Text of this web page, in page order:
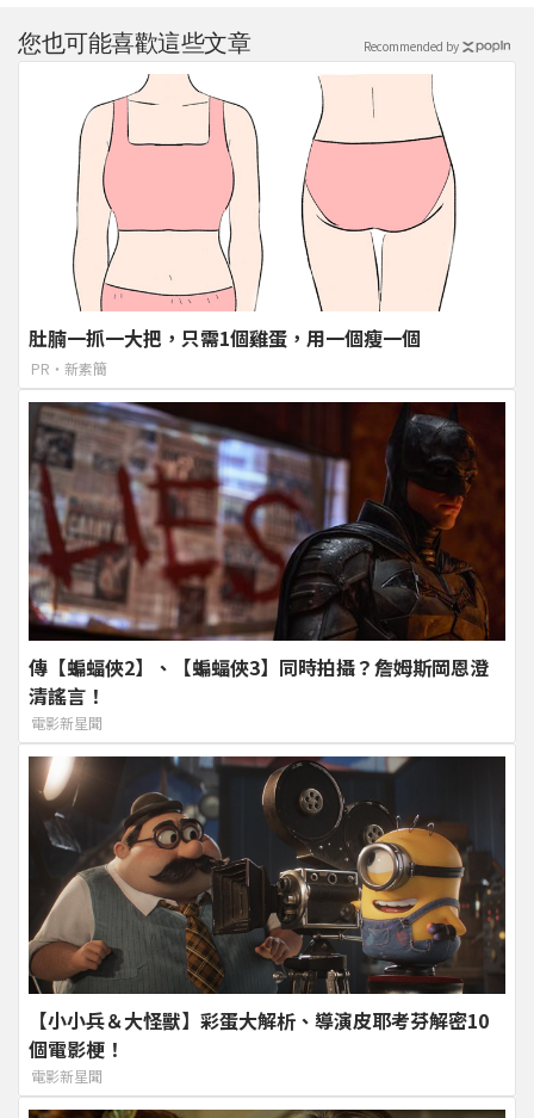
您也可能喜歡這些文章
肚腩一抓一大把，只需1個雞蛋，用一個瘦一個
PR・新素簡
傳【蝙蝠俠2】、【蝙蝠俠3】同時拍攝？詹姆斯岡恩澄
清謠言！
電影新星聞
【小小兵＆大怪獸】彩蛋大解析、導演皮耶考芬解密10
個電影梗！
電影新星聞
Recommended by